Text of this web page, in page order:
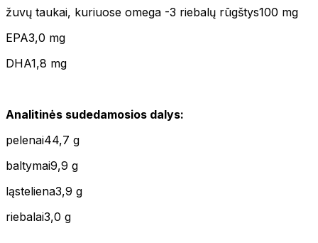
žuvų taukai, kuriuose omega -3 riebalų rūgštys100 mg
EPA3,0 mg
DHA1,8 mg
Analitinės sudedamosios dalys:
pelenai44,7 g
baltymai9,9 g
ląsteliena3,9 g
riebalai3,0 g